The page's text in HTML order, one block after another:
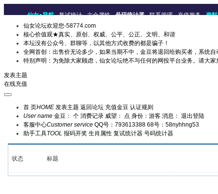
仙女●导航 复试统计 六合属性 号码统计器 联系管理 充值服务
资
仙女论坛欢迎您-58774.com
核心价值观★真实、原创、权威、公平、公正、文明、和谐
本坛没有公众号、群聊等，以其他方式收费的都是骗子！
全网首创：出售价无论多少，如果当期不中，金豆将退回给购买者，系统自
特别声明：为免除大家顾虑，仙女论坛绝不与任何的网投平台业务。请大家
发表主题
在线充值
首 页HOME 发表主题 返回论坛 充值金豆 认证规则
User name 金豆： 个 消费记录 威望： 点 身份：游客 消息： 退出登陆
客服中心Customer service QQ号：793613388 68号：58nyhhng53
助手工具TOOL 报码开奖 生肖属性 复试统计器 号码统计器
状态 标题